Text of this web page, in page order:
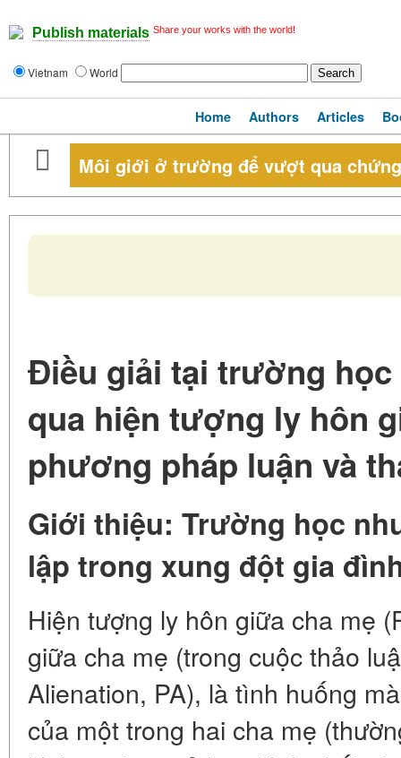
Publish materials Share your works with the world!
Vietnam World
Home Authors Articles
Môi giới ở trường để vượt qua
Điều giải tại trường
qua hiện tượng ly hôn
phương pháp luận và
Giới thiệu: Trường học
lập trong xung đột gia
Hiện tượng ly hôn giữa cha mẹ
giữa cha mẹ (trong cuộc thảo
Alienation, PA), là tình huống
của một trong hai cha mẹ